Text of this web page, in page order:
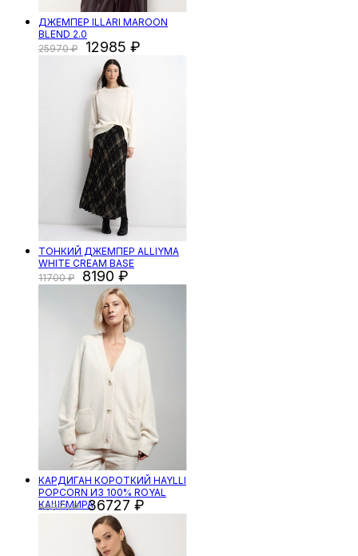
ДЖЕМПЕР ILLARI MAROON
BLEND 2.0
25970
12985
ТОНКИЙ ДЖЕМПЕР ALLIYMA
WHITE CREAM BASE
11700
8190
КАРДИГАН КОРОТКИЙ HAYLLI
POPCORN ИЗ 100% ROYAL
КАШЕМИРА
48970 36727